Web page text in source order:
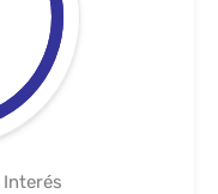
Interés